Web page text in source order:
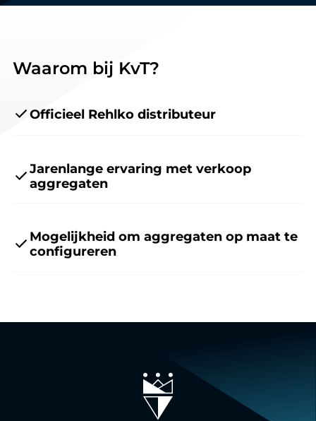
Waarom bij KvT?
Officieel Rehlko distributeur
Jarenlange ervaring met verkoop
aggregaten
Mogelijkheid om aggregaten op maat te
configureren